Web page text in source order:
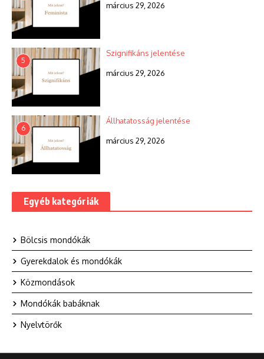
március 29, 2026
5
Szignifikáns jelentése
március 29, 2026
6
Állhatatosság jelentése
március 29, 2026
Egyéb kategóriák
Bölcsis mondókák
Gyerekdalok és mondókák
Közmondások
Mondókák babáknak
Nyelvtörők